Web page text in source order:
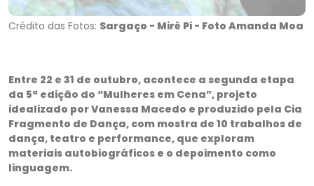
Crédito das Fotos: Sargaço - Mirê Pi - Foto Amanda Moa
Entre 22 e 31 de outubro, acontece a segunda etapa
da 5ª edição do “Mulheres em Cena”, projeto
idealizado por Vanessa Macedo e produzido pela Cia
Fragmento de Dança, com mostra de 10 trabalhos de
dança, teatro e performance, que exploram
materiais autobiográficos e o depoimento como
linguagem.